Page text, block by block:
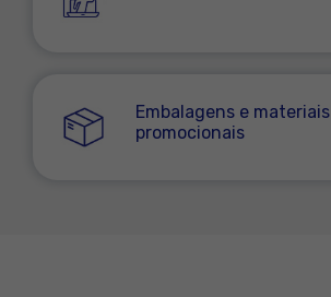
Embalagens e materiais
promocionais